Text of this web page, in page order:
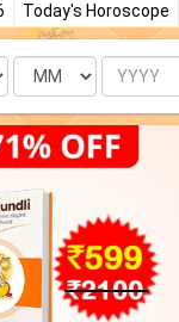
Today's Horoscope
Month Year